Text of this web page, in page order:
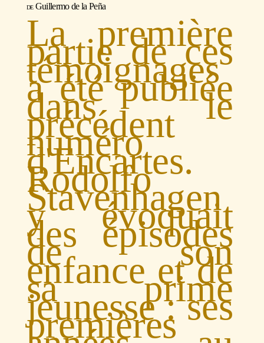
Guillermo de la Peña
La première
partie de ces
témoignages
a été publiée
dans le
précédent
numéro
d'Encartes.
Rodolfo
Stavenhagen
y évoquait
des épisodes
de son
enfance et de
sa prime
jeunesse : ses
premières